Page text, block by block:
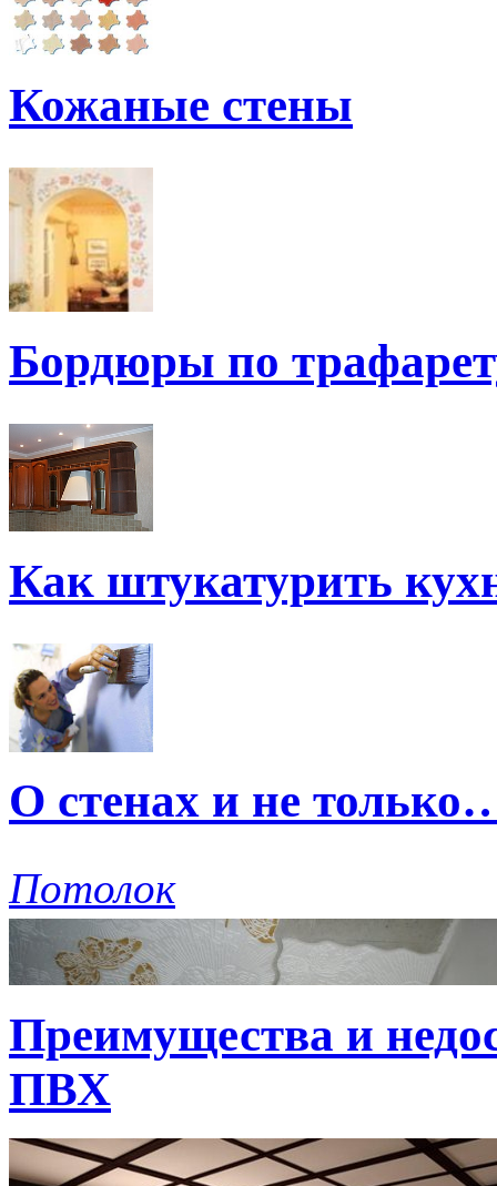
Кожаные стены
Бордюры по
Как штукатурить
О стенах и не
Потолок
Преимущества и
ПВХ